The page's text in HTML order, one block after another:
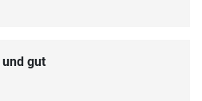
gut